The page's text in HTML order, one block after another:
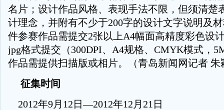
名片；设计作品风格、表现手法不限，但须清楚
计理念，并附有不少于200字的设计文字说明及
件参赛作品需提交2张以上A4幅面高精度彩色设
jpg格式提交（300DPI、A4规格、CMYK模式，
作品需提供扫描版或相片。（青岛新闻网记者 朱
征集时间
2012年9月12日—2012年12月21日